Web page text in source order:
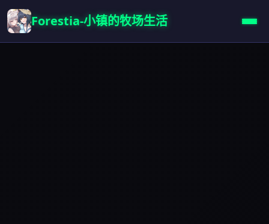
Forestia-小镇的牧场生活